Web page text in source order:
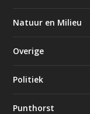
Natuur en Milieu
Overige
Politiek
Punthorst